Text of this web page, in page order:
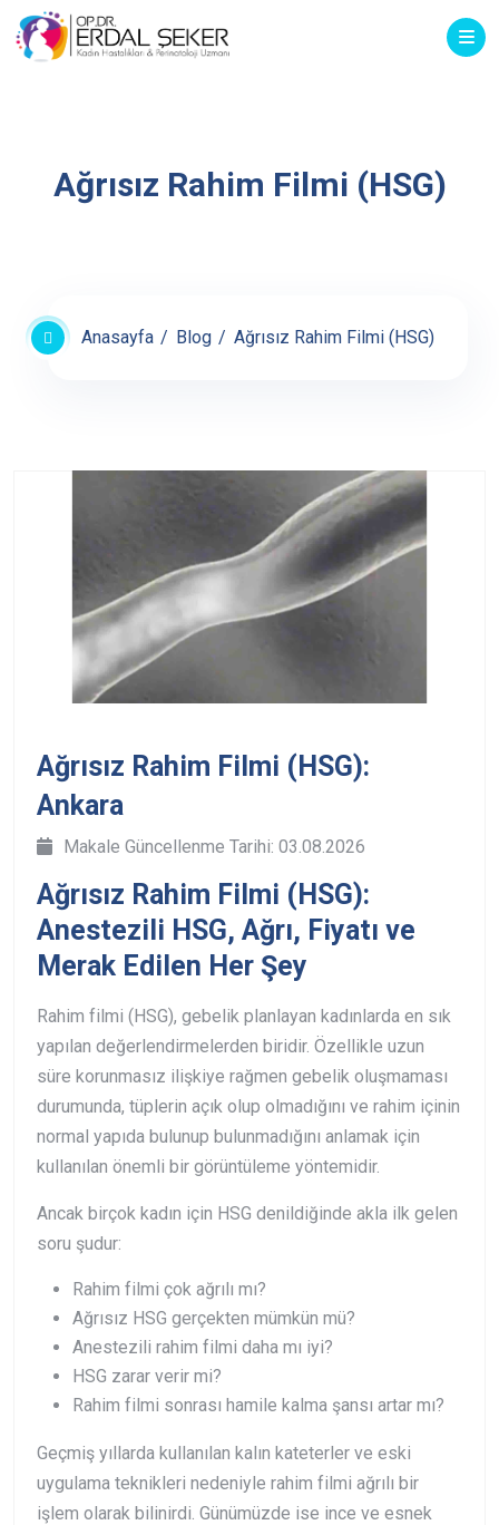
Ağrısız Rahim Filmi (HSG)
Anasayfa Blog Ağrısız Rahim Filmi (HSG)
Ağrısız Rahim Filmi (HSG):
Ankara
Makale Güncellenme Tarihi: 03.08.2026
Ağrısız Rahim Filmi (HSG):
Anestezili HSG, Ağrı, Fiyatı ve
Merak Edilen Her Şey
Rahim filmi (HSG), gebelik planlayan kadınlarda en sık
yapılan değerlendirmelerden biridir. Özellikle uzun
süre korunmasız ilişkiye rağmen gebelik oluşmaması
durumunda, tüplerin açık olup olmadığını ve rahim içinin
normal yapıda bulunup bulunmadığını anlamak için
kullanılan önemli bir görüntüleme yöntemidir.
Ancak birçok kadın için HSG denildiğinde akla ilk gelen
soru şudur:
Rahim filmi çok ağrılı mı?
Ağrısız HSG gerçekten mümkün mü?
Anestezili rahim filmi daha mı iyi?
HSG zarar verir mi?
Rahim filmi sonrası hamile kalma şansı artar mı?
Geçmiş yıllarda kullanılan kalın kateterler ve eski
uygulama teknikleri nedeniyle rahim filmi ağrılı bir
işlem olarak bilinirdi. Günümüzde ise ince ve esnek